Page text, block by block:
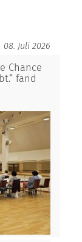
08. Juli 2026
Chance
fand